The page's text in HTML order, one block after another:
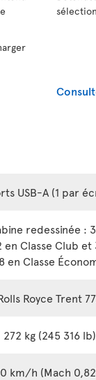
USB-A (1 par
redessinée :
en Classe Club
en Classe
Royce Trent
272 kg (245 316 lb)
km/h (Mach